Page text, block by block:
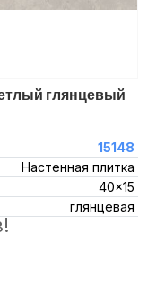
глянцевый
15148
Настенная плитка
40x15
глянцевая